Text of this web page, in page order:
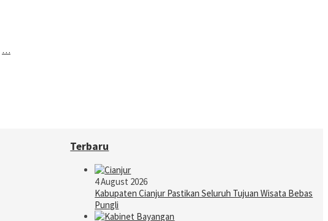
…
Terbaru
4 August 2026
Kabupaten Cianjur Pastikan Seluruh Tujuan Wisata Bebas
Pungli